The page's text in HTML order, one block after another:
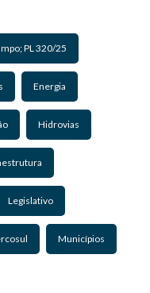
PL 320/25
Energia
Hidrovias
Legislativo
Municípios